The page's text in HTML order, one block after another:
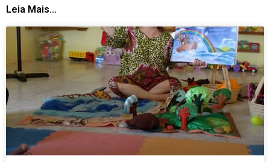
Leia Mais...